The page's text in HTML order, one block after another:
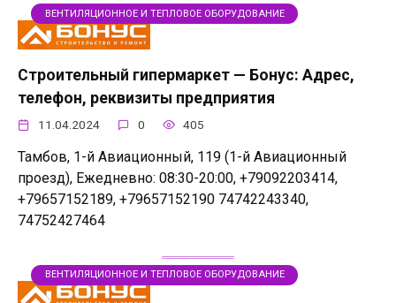
ВЕНТИЛЯЦИОННОЕ И ТЕПЛОВОЕ ОБОРУДОВАНИЕ
Строительный гипермаркет — Бонус: Адрес,
телефон, реквизиты предприятия
11.04.2024 0 405
Тамбов, 1-й Авиационный, 119 (1-й Авиационный
проезд), Ежедневно: 08:30-20:00, +79092203414,
+79657152189, +79657152190 74742243340,
74752427464
ВЕНТИЛЯЦИОННОЕ И ТЕПЛОВОЕ ОБОРУДОВАНИЕ